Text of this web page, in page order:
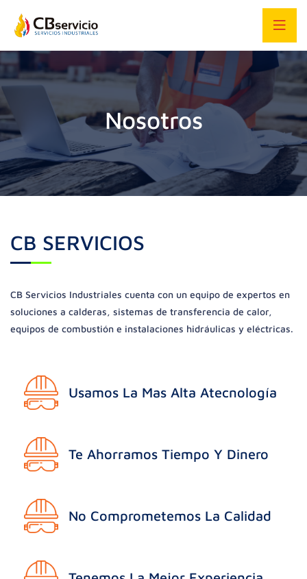
Nosotros
CB SERVICIOS
CB Servicios Industriales cuenta con un equipo de expertos en
soluciones a calderas, sistemas de transferencia de calor,
equipos de combustión e instalaciones hidráulicas y eléctricas.
Usamos La Mas Alta Atecnología
Te Ahorramos Tiempo Y Dinero
No Comprometemos La Calidad